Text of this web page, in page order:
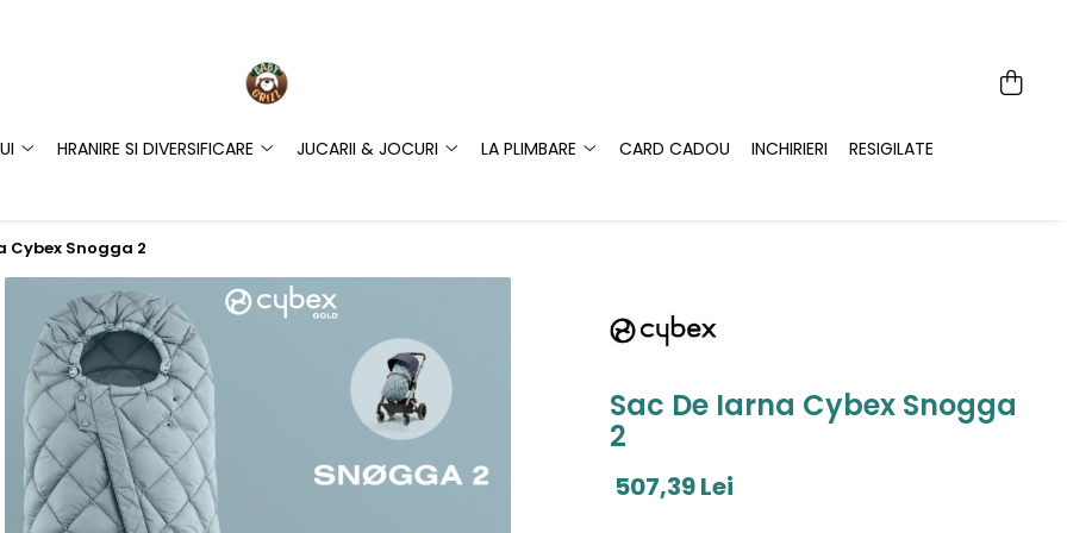
HRANIRE SI DIVERSIFICARE JUCARII & JOCURI LA PLIMBARE CARD CADOU INCHIRIERI
RESIGILATE
Cybex Snogga 2
Sac De Iarna Cybex Snogga
2
507,39 Lei